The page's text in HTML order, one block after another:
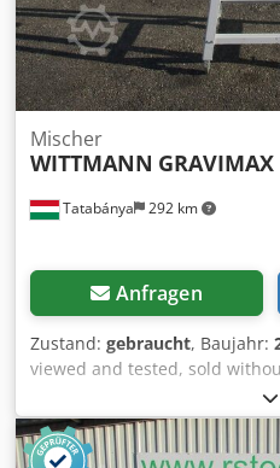
Tatabánya 292 km
Mischer
WITTMANN
Anfragen
Zustand: gebraucht, Baujahr:
viewed and tested, sold